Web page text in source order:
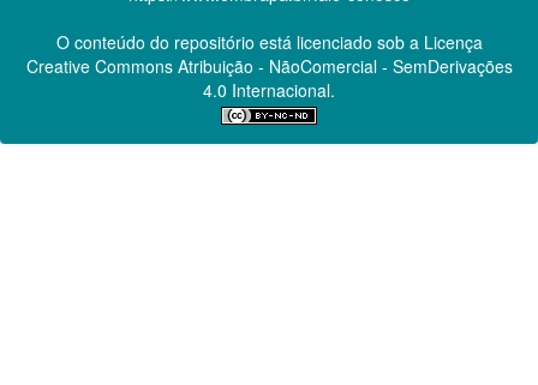
O conteúdo do repositório está licenciado sob a Licença
Creative CommonsAtribuição - NãoComercial - SemDerivações
4.0 Internacional.